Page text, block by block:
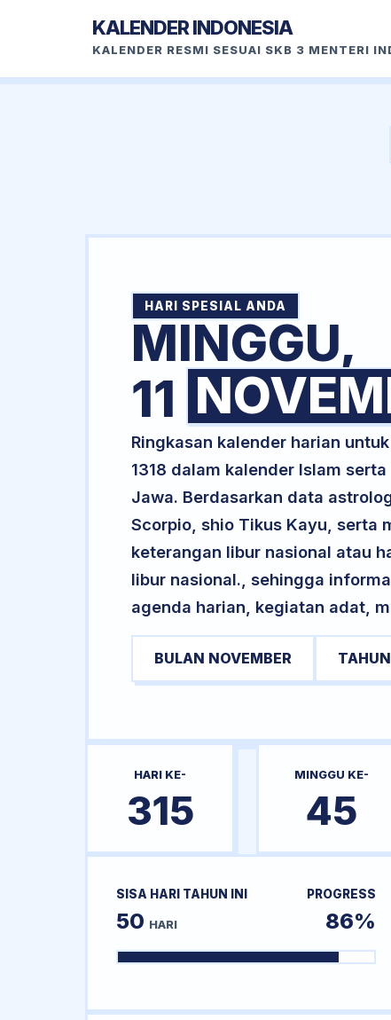
KALENDER INDONESIA
KALENDER RESMI SESUAI SKB 3 MENTERI
HARI SPESIAL ANDA
MINGGU,
11
Ringkasan kalender harian
1318 dalam kalender Islam
Jawa. Berdasarkan data
Scorpio, shio Tikus Kayu, serta
keterangan libur nasional atau
libur nasional., sehingga
agenda harian, kegiatan adat,
BULAN NOVEMBER
HARI KE-
315
MINGGU KE-
45
SISA HARI TAHUN INI
50 HARI
PROGRESS
86%